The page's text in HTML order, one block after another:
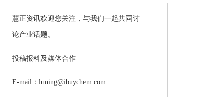
慧正资讯欢迎您关注，与我们一起共同讨
论产业话题。
投稿报料及媒体合作
E-mail：luning@ibuychem.com